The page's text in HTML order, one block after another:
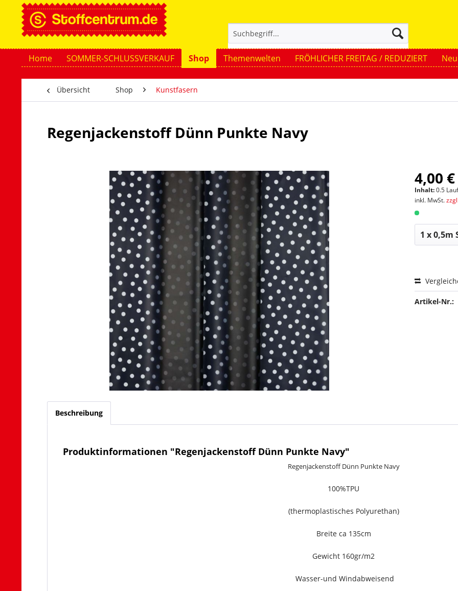
Home SOMMER-SCHLUSSVERKAUF Shop Themenwelten FRÖHLICHER FREITAG / REDUZIERT
Übersicht Shop Kunstfasern
Regenjackenstoff Dünn Punkte Navy
4,00 €
Inhalt:0.5
inkl. MwSt.
Artikel-Nr.:
Beschreibung
Produktinformationen "Regenjackenstoff Dünn Punkte Navy"
Regenjackenstoff Dünn Punkte Navy
100%TPU
(thermoplastisches Polyurethan)
Breite ca 135cm
Gewicht 160gr/m2
Wasser-und Windabweisend